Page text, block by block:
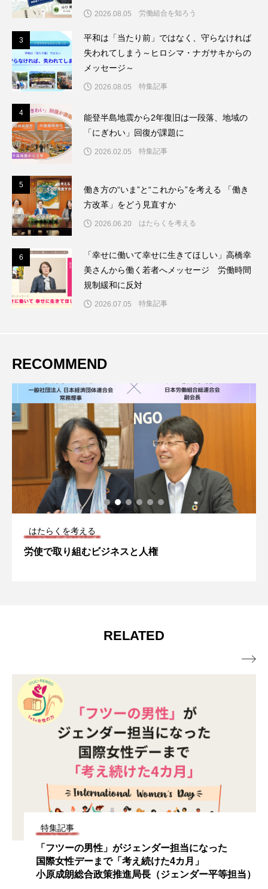
を経験
2026.08.05 労働組合を知ろう
3
平和は「当たり前」ではなく、守らなければ
失われてしまう～ヒロシマ・ナガサキからの
メッセージ～
2026.08.05 特集記事
4
能登半島地震から2年復旧は一段落、地域の
「にぎわい」回復が課題に
2026.02.05 特集記事
5
働き方の“いま”と“これから”を考える 「働き
方改革」をどう見直すか
2026.06.20 はたらくを考える
6
「幸せに働いて幸せに生きてほしい」高橋幸
美さんから働く若者へメッセージ 労働時間
規制緩和に反対
2026.07.05 特集記事
RECOMMEND
はたらくを考える
労使で取り組むビジネスと人権
RELATED
担当）
選挙ドットコム「イチニ株式会社」の高畑
締役に聞く！
「石丸現象」はなぜ起きたの？
